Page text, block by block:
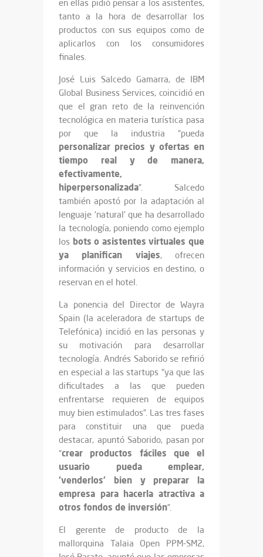
en ellas pidió pensar a los asistentes,
tanto a la hora de desarrollar los
productos con sus equipos como de
aplicarlos con los consumidores
finales.
José Luis Salcedo Gamarra, de IBM
Global Business Services, coincidió en
que el gran reto de la reinvención
tecnológica en materia turística pasa
por que la industria “pueda
personalizar precios y ofertas en
tiempo real y de manera,
efectivamente,
hiperpersonalizada”. Salcedo
también apostó por la adaptación al
lenguaje ‘natural’ que ha desarrollado
la tecnología, poniendo como ejemplo
los bots o asistentes virtuales que
ya planifican viajes, ofrecen
información y servicios en destino, o
reservan en el hotel.
La ponencia del Director de Wayra
Spain (la aceleradora de startups de
Telefónica) incidió en las personas y
su motivación para desarrollar
tecnología. Andrés Saborido se refirió
en especial a las startups “ya que las
dificultades a las que pueden
enfrentarse requieren de equipos
muy bien estimulados”. Las tres fases
para constituir una que pueda
destacar, apuntó Saborido, pasan por
“crear productos fáciles que el
usuario pueda emplear,
‘venderlos’ bien y preparar la
empresa para hacerla atractiva a
otros fondos de inversión”.
El gerente de producto de la
mallorquina Talaia Open PPM-SM2,